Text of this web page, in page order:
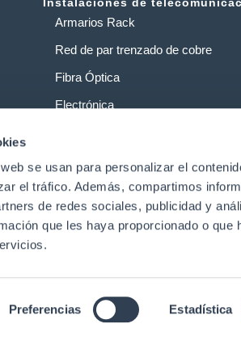
se usan para personalizar el
el tráfico. Además, compartimos
de redes sociales, publicidad y
que les haya proporcionado o que
Preferencias Estadística
Armarios Rack
Red de par trenzado de cobre
Fibra Óptica
Electrónica
Centros de datos
reservadoAviso Legal | Política de